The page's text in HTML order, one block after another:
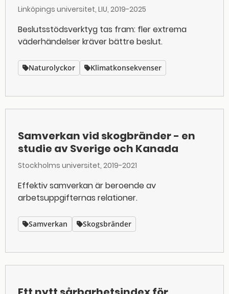
Linköpings universitet, LIU 2019-2025
Beslutsstödsverktyg tas fram: fler extrema
väderhändelser kräver bättre beslut.
Naturolyckor Klimatkonsekvenser
Samverkan vid skogbränder - en
studie av Sverige och Kanada
Stockholms universitet 2019-2021
Effektiv samverkan är beroende av
arbetsuppgifternas relationer.
Samverkan Skogsbränder